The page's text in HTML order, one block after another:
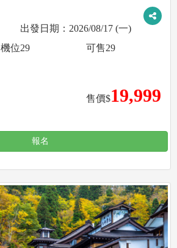
2026/08/17 (一)
售價$19,999
機位29 可售29
報名